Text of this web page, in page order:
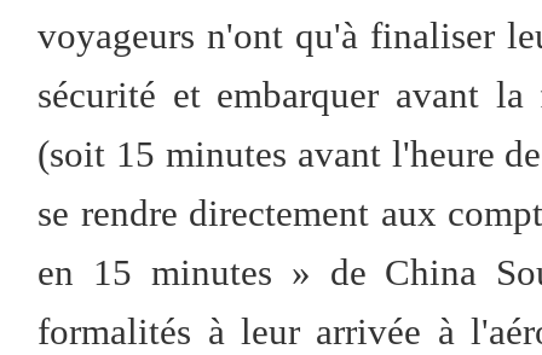
voyageurs n'ont qu'à finaliser
sécurité et embarquer avant
(soit 15 minutes avant l'heure
se rendre directement aux
en 15 minutes » de China
formalités à leur arrivée à